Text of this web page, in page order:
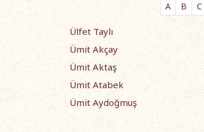
A B C
Ülfet Taylı
Ümit Akçay
Ümit Aktaş
Ümit Atabek
Ümit Aydoğmuş